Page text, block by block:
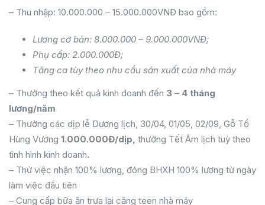
– Thu nhập: 10.000.000 – 15.000.000VNĐ bao gồm:
Lương cơ bản: 8.000.000 – 9.000.000VNĐ;
Phụ cấp: 2.000.000Đ;
Tăng ca tùy theo nhu cầu sản xuất của nhà máy
– Thưởng theo kết quả kinh doanh đến 3 – 4 tháng
lương/năm
– Thưởng các dịp lễ Dương lịch, 30/04, 01/05, 02/09, Gỗ Tổ
Hùng Vương 1.000.000Đ/dịp, thưởng Tết Âm lịch tuỳ theo
tình hình kinh doanh.
– Thử việc nhận 100% lương, đóng BHXH 100% lương từ ngày
làm việc đầu tiên
– Cung cấp bữa ăn trưa lại căng teen nhà máy